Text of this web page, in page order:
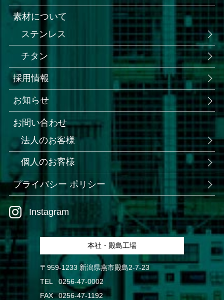
Instagram
素材について
ステンレス
チタン
採用情報
お知らせ
お問い合わせ
法人のお客様
個人のお客様
プライバシー ポリシー
本社・殿島工場
〒959-1233 新潟県燕市殿島2-7-23
TEL
0256-47-0002
FAX
0256-47-1192